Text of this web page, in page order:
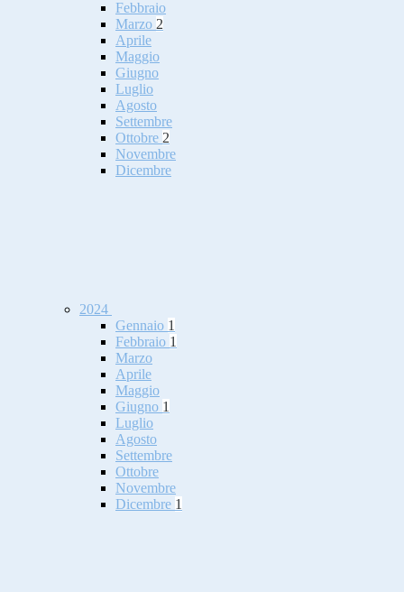
Febbraio
Marzo 2
Aprile
Maggio
Giugno
Luglio
Agosto
Settembre
Ottobre 2
Novembre
Dicembre
2024
Gennaio 1
Febbraio 1
Marzo
Aprile
Maggio
Giugno 1
Luglio
Agosto
Settembre
Ottobre
Novembre
Dicembre 1